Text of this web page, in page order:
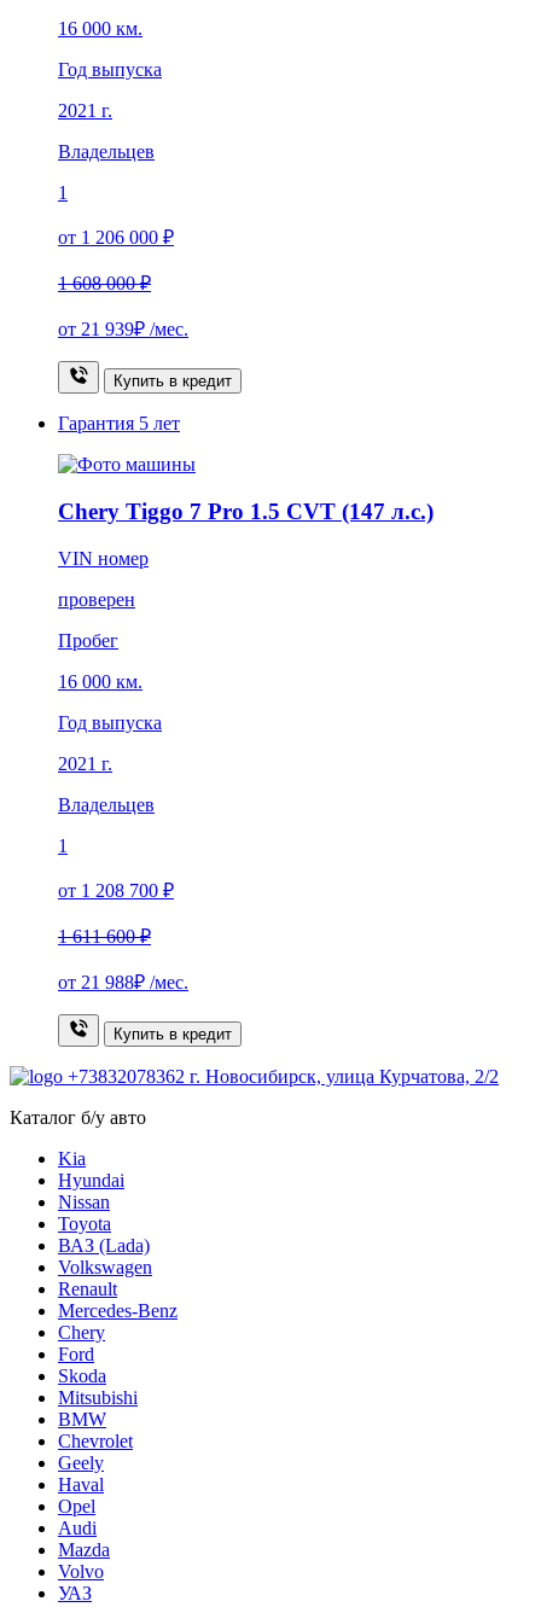
16 000 км.
Год выпуска
2021 г.
Владельцев
1
от 1 206 000 ₽
1 608 000 ₽
от 21 939₽ /мес.
Купить в кредит
Гарантия 5 лет
Chery Tiggo 7 Pro 1.5 CVT (147 л.с.)
VIN номер
проверен
Пробег
16 000 км.
Год выпуска
2021 г.
Владельцев
1
от 1 208 700 ₽
1 611 600 ₽
от 21 988₽ /мес.
Купить в кредит
+73832078362 г. Новосибирск, улица Курчатова, 2/2
Каталог б/у авто
Kia
Hyundai
Nissan
Toyota
ВАЗ (Lada)
Volkswagen
Renault
Mercedes-Benz
Chery
Ford
Skoda
Mitsubishi
BMW
Chevrolet
Geely
Haval
Opel
Audi
Mazda
Volvo
УАЗ